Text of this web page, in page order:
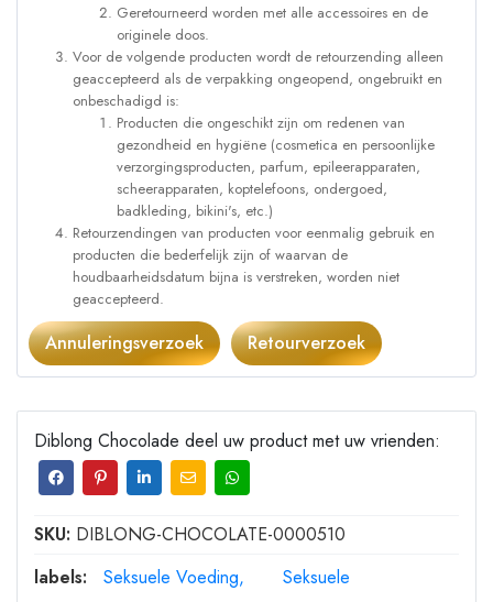
Geretourneerd worden met alle accessoires en de
originele doos.
Voor de volgende producten wordt de retourzending alleen
geaccepteerd als de verpakking ongeopend, ongebruikt en
onbeschadigd is:
Producten die ongeschikt zijn om redenen van
gezondheid en hygiëne (cosmetica en persoonlijke
verzorgingsproducten, parfum, epileerapparaten,
scheerapparaten, koptelefoons, ondergoed,
badkleding, bikini's, etc.)
Retourzendingen van producten voor eenmalig gebruik en
producten die bederfelijk zijn of waarvan de
houdbaarheidsdatum bijna is verstreken, worden niet
geaccepteerd.
Annuleringsverzoek Retourverzoek
Diblong Chocolade deel uw product met uw vrienden:
SKU: DIBLONG-CHOCOLATE-0000510
labels:
Seksuele Voeding
Seksuele